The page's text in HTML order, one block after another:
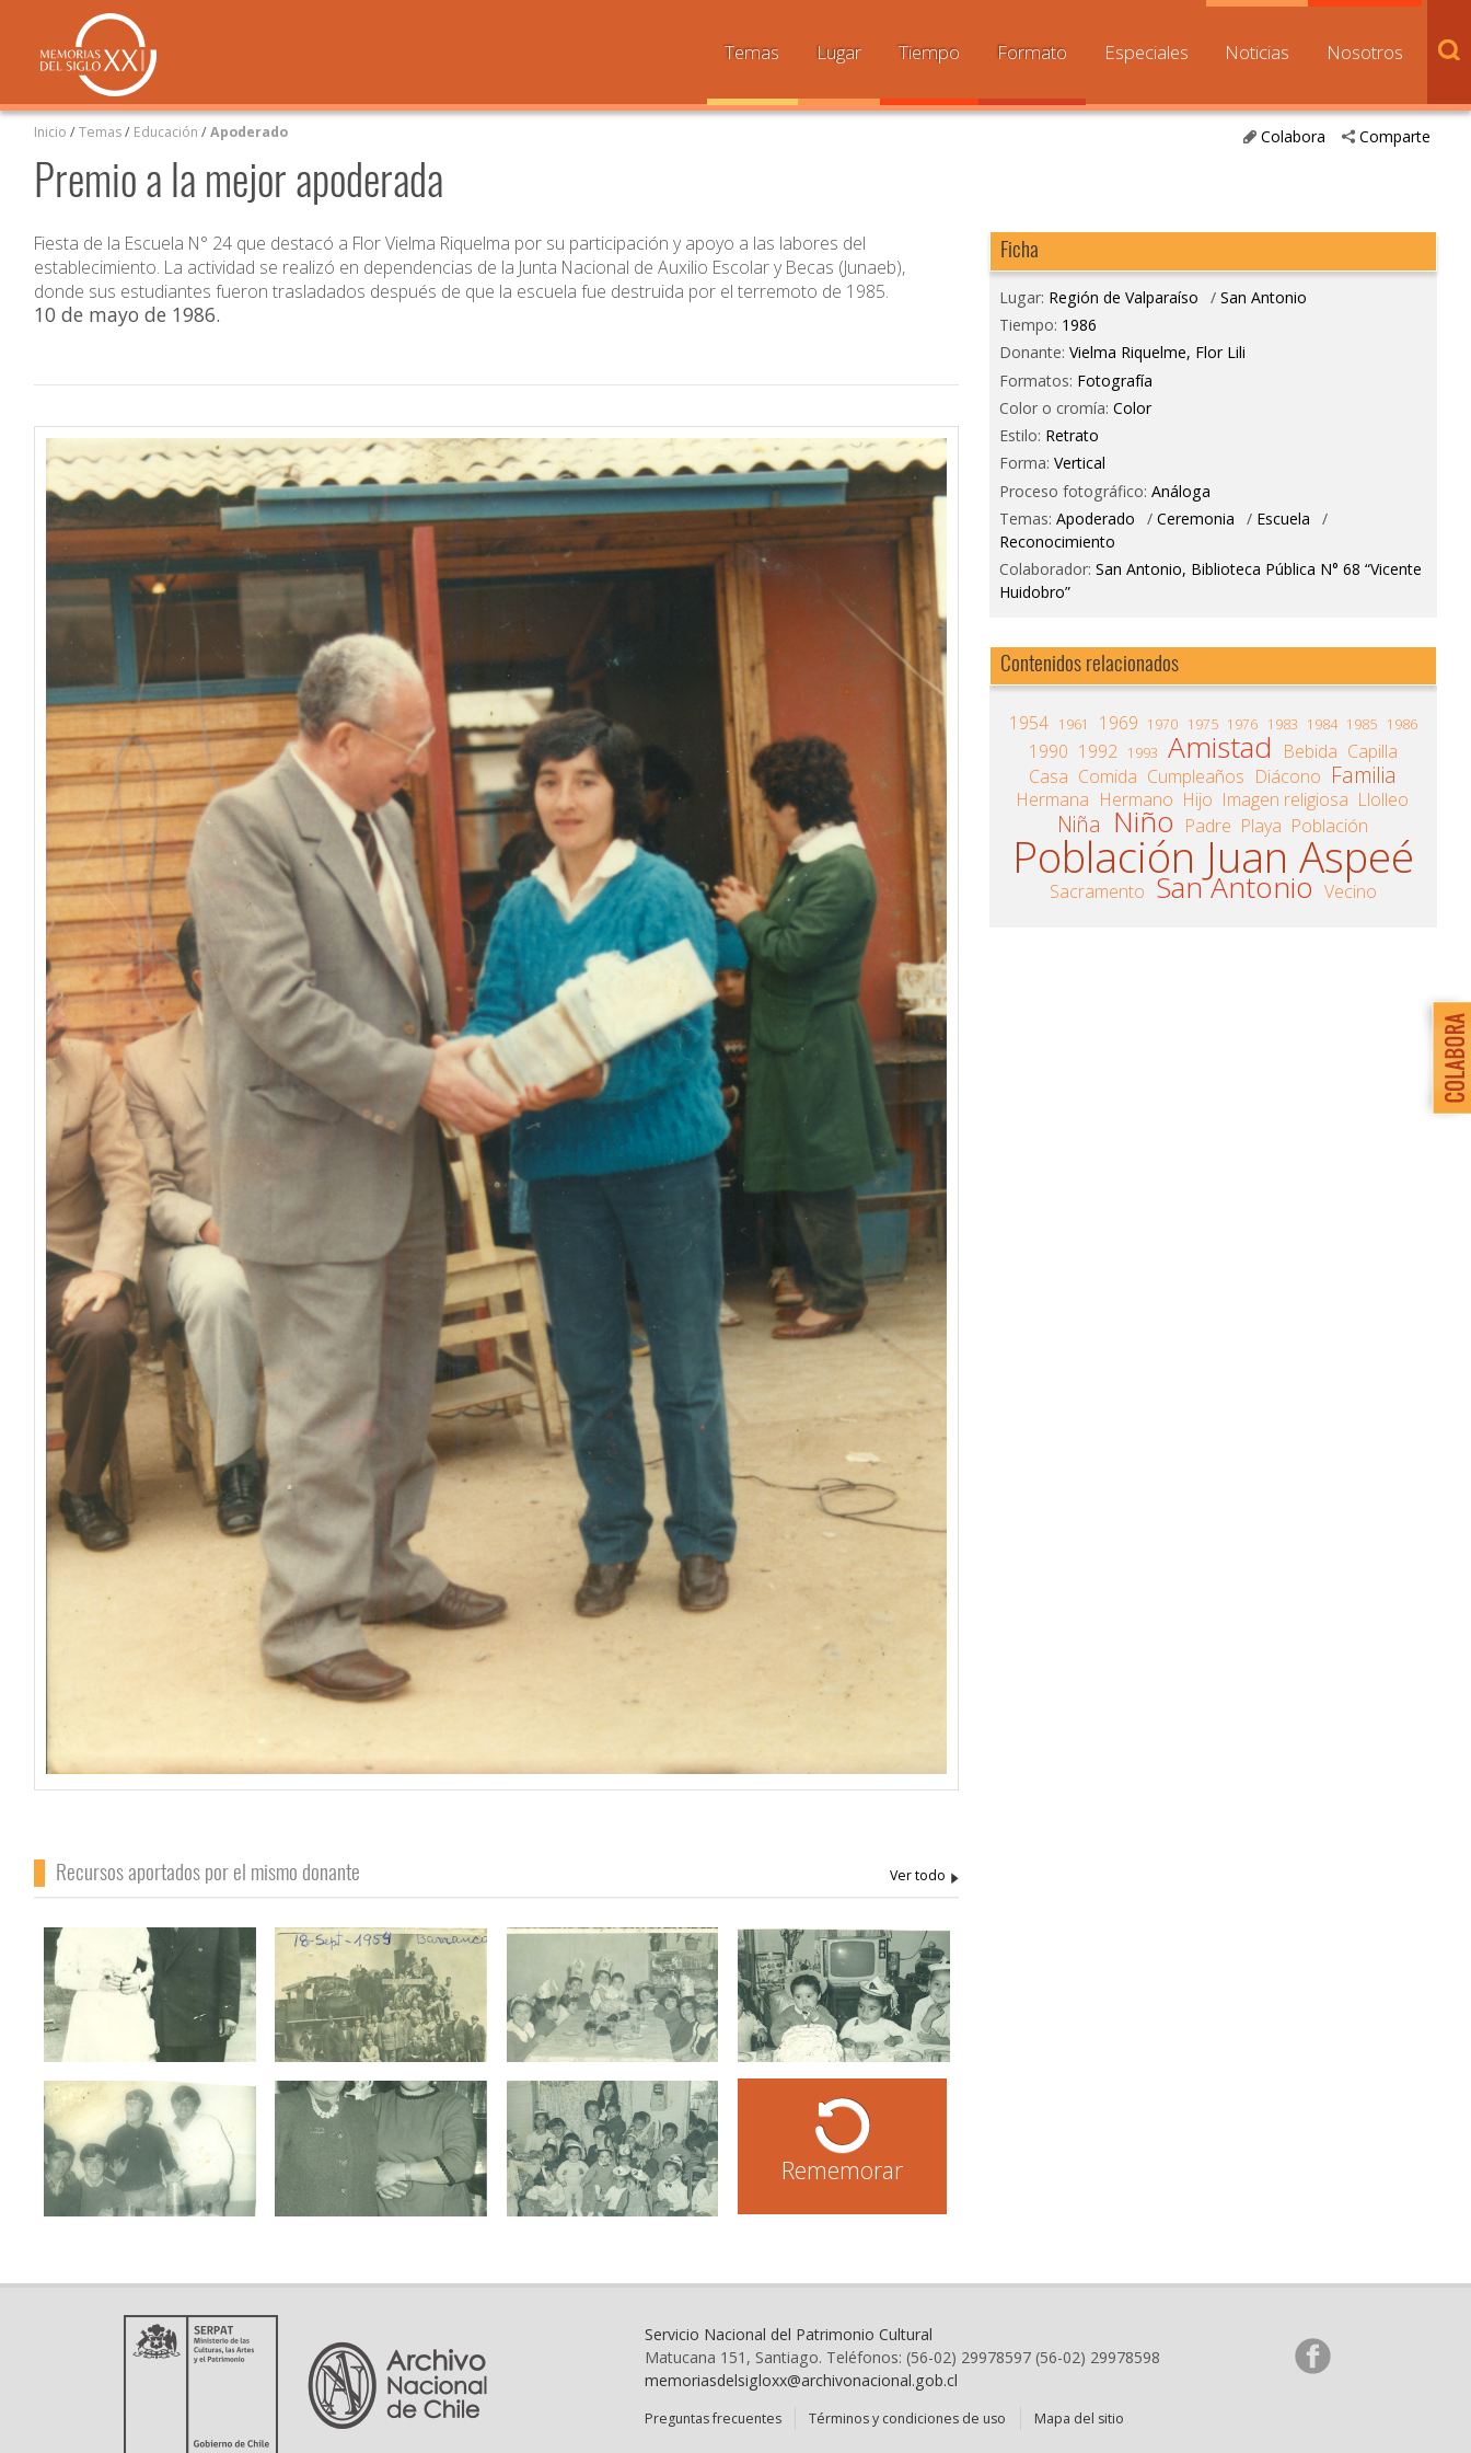
Temas Lugar Tiempo Formato Especiales Noticias Nosotros
Comparte
Colabora
Inicio /Temas/ Educación/Apoderado
Premio a la mejor apoderada
Fiesta de la Escuela N° 24 que destacó a Flor Vielma Riquelma por su participación y apoyo a las labores del
establecimiento. La actividad se realizó en dependencias de la Junta Nacional de Auxilio Escolar y Becas (Junaeb),
donde sus estudiantes fueron trasladados después de que la escuela fue destruida por el terremoto de 1985.
10 de mayo de 1986.
Recursos aportados por el mismo donante
Rememorar
Ficha
Lugar: Región de Valparaíso / San Antonio
Tiempo: 1986
Donante: Vielma Riquelme, Flor Lili
Formatos: Fotografía
Color o cromía: Color
Estilo: Retrato
Forma: Vertical
Proceso fotográfico: Análoga
Temas: Apoderado / Ceremonia / Escuela
/
Reconocimiento
Colaborador: San Antonio, Biblioteca Pública N° 68 “Vicente
Huidobro”
Contenidos relacionados
1954 1961 1969 1970 1975 1976 1983 1984 1985 1986
1990 1992 1993 Amistad Bebida Capilla
Casa Comida Cumpleaños Diácono Familia
Hermana Hermano Hijo Imagen religiosa Llolleo
Niña Niño Padre Playa Población
Población Juan Aspeé
Sacramento San Antonio Vecino
Servicio Nacional del Patrimonio Cultural
Matucana 151, Santiago. Teléfonos: (56-02) 29978597 (56-02) 29978598
memoriasdelsigloxx@archivonacional.gob.cl
Preguntas frecuentes Términos y condiciones de uso Mapa del sitio